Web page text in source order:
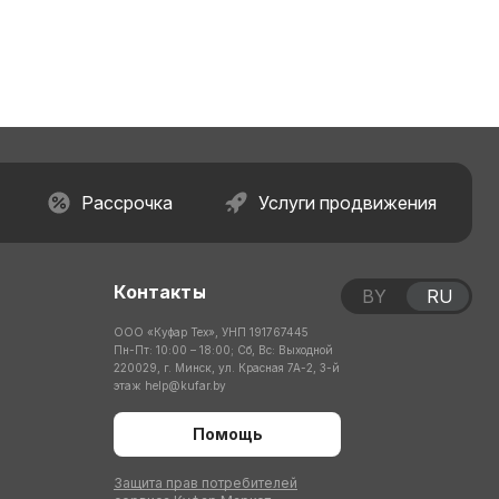
Рассрочка Услуги продвижения
Контакты
ООО «Куфар Тех», УНП 191767445
Пн-Пт: 10:00 – 18:00; Сб, Вс: Выходной
220029, г. Минск, ул. Красная 7А-2, 3-й
этаж help@kufar.by
Помощь
Защита прав потребителей
BY RU